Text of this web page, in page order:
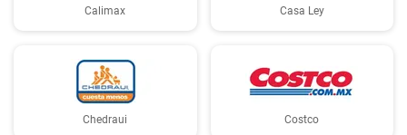
Calimax Casa Ley
Chedraui Costco